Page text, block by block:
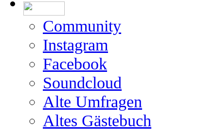
Community
Instagram
Facebook
Soundcloud
Alte Umfragen
Altes Gästebuch